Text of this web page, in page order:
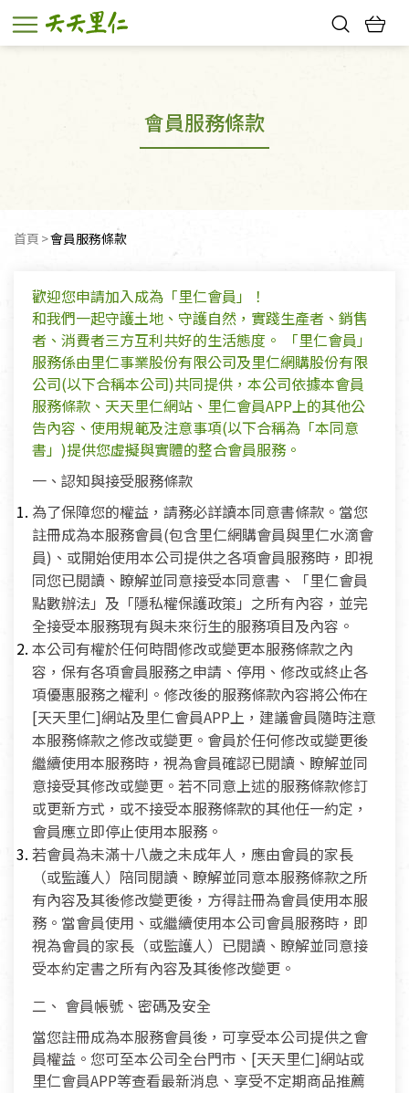
會員服務條款
首頁 目前頁面：
會員服務條款
歡迎您申請加入成為「里仁會員」！
和我們一起守護土地、守護自然，實踐生產者、銷售
者、消費者三方互利共好的生活態度。 「里仁會員」
服務係由里仁事業股份有限公司及里仁網購股份有限
公司(以下合稱本公司)共同提供，本公司依據本會員
服務條款、天天里仁網站、里仁會員APP上的其他公
告內容、使用規範及注意事項(以下合稱為「本同意
書」)提供您虛擬與實體的整合會員服務。
一、認知與接受服務條款
為了保障您的權益，請務必詳讀本同意書條款。當您
註冊成為本服務會員(包含里仁網購會員與里仁水滴會
員)、或開始使用本公司提供之各項會員服務時，即視
同您已閱讀、瞭解並同意接受本同意書、「里仁會員
點數辦法」及「隱私權保護政策」之所有內容，並完
全接受本服務現有與未來衍生的服務項目及內容。
本公司有權於任何時間修改或變更本服務條款之內
容，保有各項會員服務之申請、停用、修改或終止各
項優惠服務之權利。修改後的服務條款內容將公佈在
[天天里仁]網站及里仁會員APP上，建議會員隨時注意
本服務條款之修改或變更。會員於任何修改或變更後
繼續使用本服務時，視為會員確認已閱讀、瞭解並同
意接受其修改或變更。若不同意上述的服務條款修訂
或更新方式，或不接受本服務條款的其他任一約定，
會員應立即停止使用本服務。
若會員為未滿十八歲之未成年人，應由會員的家長
（或監護人）陪同閱讀、瞭解並同意本服務條款之所
有內容及其後修改變更後，方得註冊為會員使用本服
務。當會員使用、或繼續使用本公司會員服務時，即
視為會員的家長（或監護人）已閱讀、瞭解並同意接
受本約定書之所有內容及其後修改變更。
二、 會員帳號、密碼及安全
當您註冊成為本服務會員後，可享受本公司提供之會
員權益。您可至本公司全台門市、[天天里仁]網站或
里仁會員APP等查看最新消息、享受不定期商品推薦